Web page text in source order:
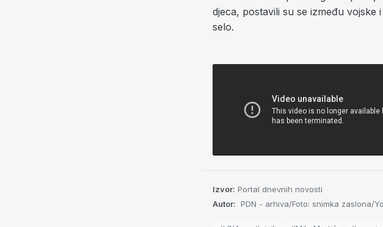
djeca, postavili su se između vojske
selo.
Izvor: Portal dnevnih novosti
Autor: PDN - arhiva/Foto: snimka zaslona/